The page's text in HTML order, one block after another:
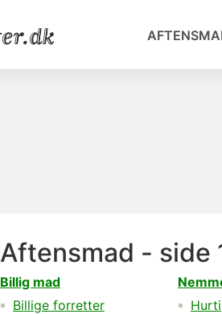
Aftensmad - side
Billig mad
Billige forretter